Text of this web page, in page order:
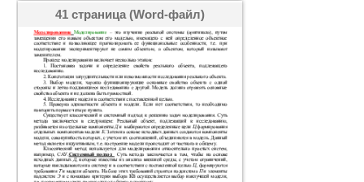
41 страница (Word-файл)